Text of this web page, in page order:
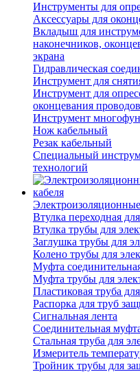
Инструменты для
Аксессуары для
Вкладыш для
наконечников,
экрана
Гидравлическая
Инструмент для
Инструмент для
оконцевания
Инструмент
Нож кабельный
Резак кабельный
Специальный
технологий
Втулка переходная
Втулка трубы для
Заглушка трубы для
Колено трубы для
Муфта
Муфта трубы для
Пластиковая труба
Распорка для труб
Сигнальная лента
Соединительная
Стальная труба для
Измеритель
Тройник трубы для